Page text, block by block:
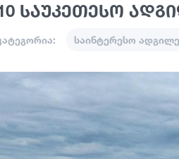
საუკეთესო
საინტერესო